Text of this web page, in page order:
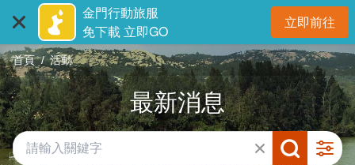
主
要
內
容
區
塊
金門行動旅服
免下載 立即GO
立即前往開
首頁 活動
最新消息